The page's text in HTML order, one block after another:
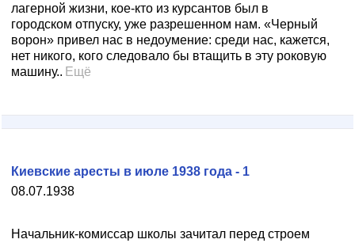
лагерной жизни, кое-кто из курсантов был в
городском отпуску, уже разрешенном нам. «Черный
ворон» привел нас в недоумение: среди нас, кажется,
нет никого, кого следовало бы втащить в эту роковую
машину.. Ещё
08.07.1938
Киевские аресты в июле 1938 года - 1
Начальник-комиссар школы зачитал перед строем